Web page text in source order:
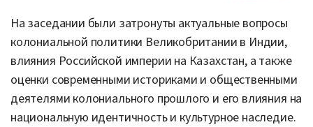
На заседании были затронуты актуальные вопросы
колониальной политики Великобритании в Индии,
влияния Российской империи на Казахстан, а также
оценки современными историками и общественными
деятелями колониального прошлого и его влияния на
национальную идентичность и культурное наследие.